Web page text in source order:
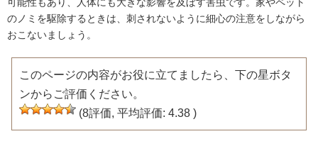
のノミを駆除するときは、刺されないように細心の注意をしながら
おこないましょう。
このページの内容がお役に立てましたら、下の星ボタ
ンからご評価ください。
(8評価, 平均評価:4.38 )